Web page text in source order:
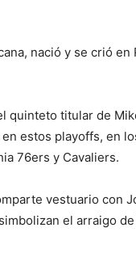
nació y se crió
quinteto titular de
estos playoffs, en
76ers y Cavaliers.
vestuario con
el arraigo